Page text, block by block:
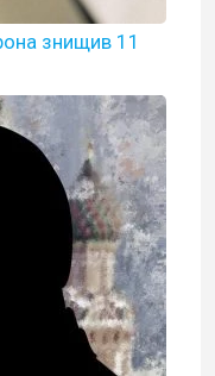
знищив 11